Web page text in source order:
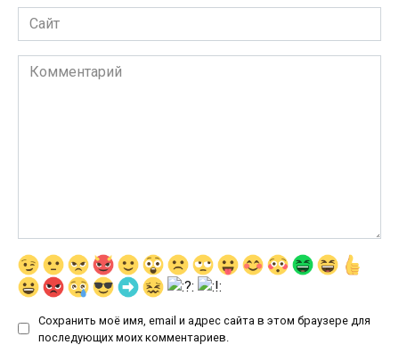
Сайт
Комментарий
Сохранить моё имя, email и адрес сайта в этом браузере для
последующих моих комментариев.